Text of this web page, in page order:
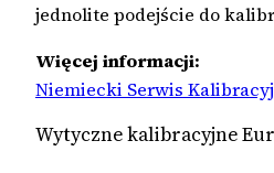
jednolite podejście do
Więcej informacji:
Niemiecki Serwis
Wytyczne kalibracyjne